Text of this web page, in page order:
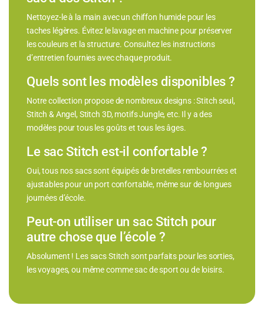
Nettoyez-le à la main avec un chiffon humide pour les
taches légères. Évitez le lavage en machine pour préserver
les couleurs et la structure. Consultez les instructions
d’entretien fournies avec chaque produit.
Quels sont les modèles disponibles ?
Notre collection propose de nombreux designs : Stitch seul,
Stitch & Angel, Stitch 3D, motifs Jungle, etc. Il y a des
modèles pour tous les goûts et tous les âges.
Le sac Stitch est-il confortable ?
Oui, tous nos sacs sont équipés de bretelles rembourrées et
ajustables pour un port confortable, même sur de longues
journées d’école.
Peut-on utiliser un sac Stitch pour
autre chose que l’école ?
Absolument ! Les sacs Stitch sont parfaits pour les sorties,
les voyages, ou même comme sac de sport ou de loisirs.